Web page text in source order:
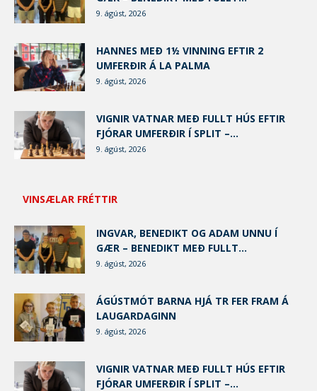
9. ágúst, 2026
HANNES MEÐ 1½ VINNING EFTIR 2
UMFERÐIR Á LA PALMA
9. ágúst, 2026
VIGNIR VATNAR MEÐ FULLT HÚS EFTIR
FJÓRAR UMFERÐIR Í SPLIT –...
9. ágúst, 2026
VINSÆLAR FRÉTTIR
INGVAR, BENEDIKT OG ADAM UNNU Í
GÆR – BENEDIKT MEÐ FULLT...
9. ágúst, 2026
ÁGÚSTMÓT BARNA HJÁ TR FER FRAM Á
LAUGARDAGINN
9. ágúst, 2026
VIGNIR VATNAR MEÐ FULLT HÚS EFTIR
FJÓRAR UMFERÐIR Í SPLIT –...